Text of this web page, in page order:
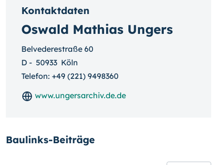
Kontaktdaten
Oswald Mathias Ungers
Belvederestraße 60
D - 50933 Köln
Telefon: +49 (221) 9498360
www.ungersarchiv.de.de
Baulinks-Beiträge